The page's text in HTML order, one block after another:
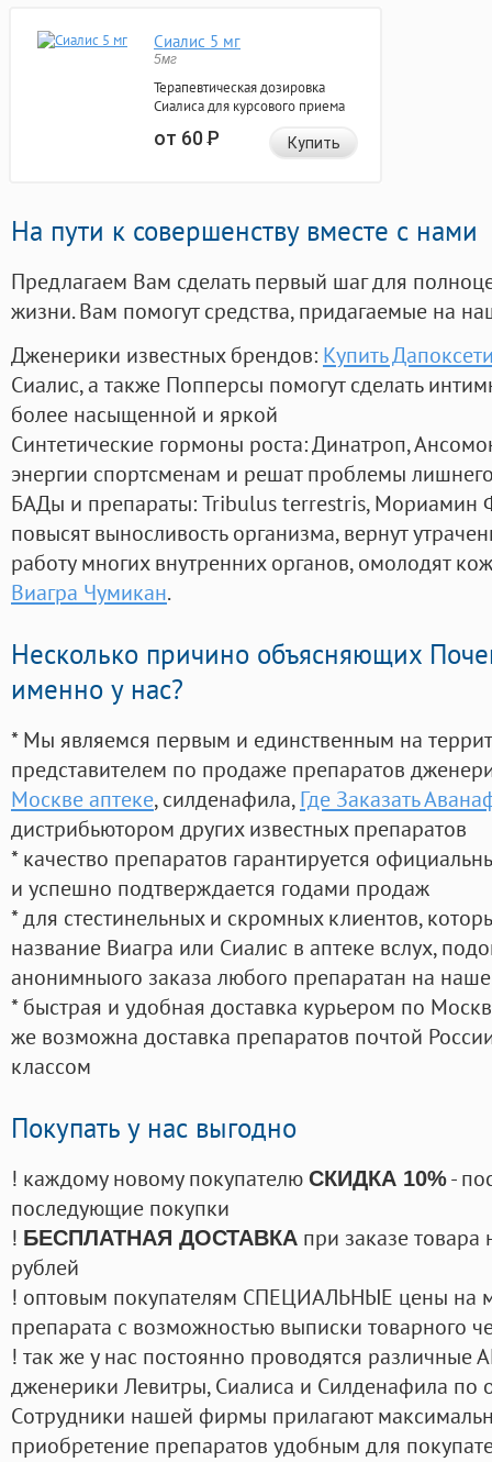
Сиалис 5 мг
5мг
Терапевтическая дозировка
Сиалиса для курсового приема
от 60Р Купить
На пути к совершенству вместе с нами
Предлагаем Вам сделать первый шаг для
жизни. Вам помогут средства, придагаемые на
Дженерики известных брендов: Купить
Сиалис, а также Попперсы помогут сделать
более насыщенной и яркой
Синтетические гормоны роста: Динатроп,
энергии спортсменам и решат проблемы
БАДы и препараты:Tribulus terrestris, Мориамин
повысят выносливость организма, вернут
работу многих внутренних органов, омолодят
Виагра Чумикан.
Несколько причино объясняющих
именно у нас?
* Мы являемся первым и единственным на
представителем по продаже препаратов
Москве аптеке, силденафила, Где Заказать
дистрибьютором других известных препаратов
* качество препаратов гарантируется
и успешно подтверждается годами продаж
* для стестинельных и скромных клиентов,
название Виагра или Сиалис в аптеке вслух,
анонимныого заказа любого препаратан на
* быстрая и удобная доставка курьером по
же возможна доставка препаратов почтой
классом
Покупать у нас выгодно
! каждому новому покупателю СКИДКА 10%-
последующие покупки
! БЕСПЛАТНАЯ ДОСТАВКА при заказе
рублей
! оптовым покупателям СПЕЦИАЛЬНЫЕ цены на
препарата с возможностью выписки товарного
! так же у нас постоянно проводятся
дженерики Левитры, Сиалиса и Силденафила по
Cотрудники нашей фирмы прилагают
приобретение препаратов удобным для